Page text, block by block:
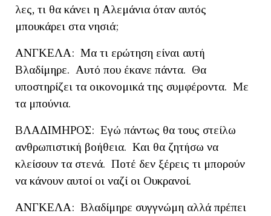
λες, τι θα κάνει η Αλεμάνια όταν αυτός
μπουκάρει στα νησιά;
ΑΝΓΚΕΛΑ: Μα τι ερώτηση είναι αυτή
Βλαδίμηρε. Αυτό που έκανε πάντα. Θα
υποστηρίζει τα οικονομικά της συμφέροντα. Με
τα μπούνια.
ΒΛΑΔΙΜΗΡΟΣ: Εγώ πάντως θα τους στείλω
ανθρωπιστική βοήθεια. Και θα ζητήσω να
κλείσουν τα στενά. Ποτέ δεν ξέρεις τι μπορούν
να κάνουν αυτοί οι ναζί οι Ουκρανοί.
ΑΝΓΚΕΛΑ: Βλαδίμηρε συγγνώμη αλλά πρέπει